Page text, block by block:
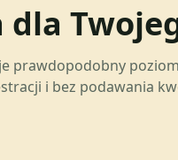
prawdopodobny
i bez podawania